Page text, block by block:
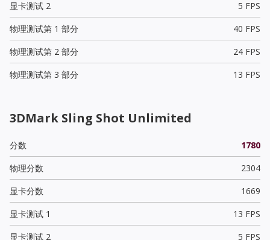
显卡测试 2
5 FPS
物理测试第 1 部分
40 FPS
物理测试第 2 部分
24 FPS
物理测试第 3 部分
13 FPS
3DMark Sling Shot Unlimited
分数
1780
物理分数
2304
显卡分数
1669
显卡测试 1
13 FPS
显卡测试 2
5 FPS